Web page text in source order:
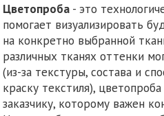
Цветопроба - это
помогает визуализировать
на конкретно выбранной
различных тканях оттенки
(из-за текстуры, состава и
краску текстиля),
заказчику, которому важен